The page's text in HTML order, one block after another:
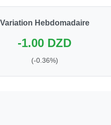
Variation Hebdomadaire
-1.00 DZD
(-0.36%)